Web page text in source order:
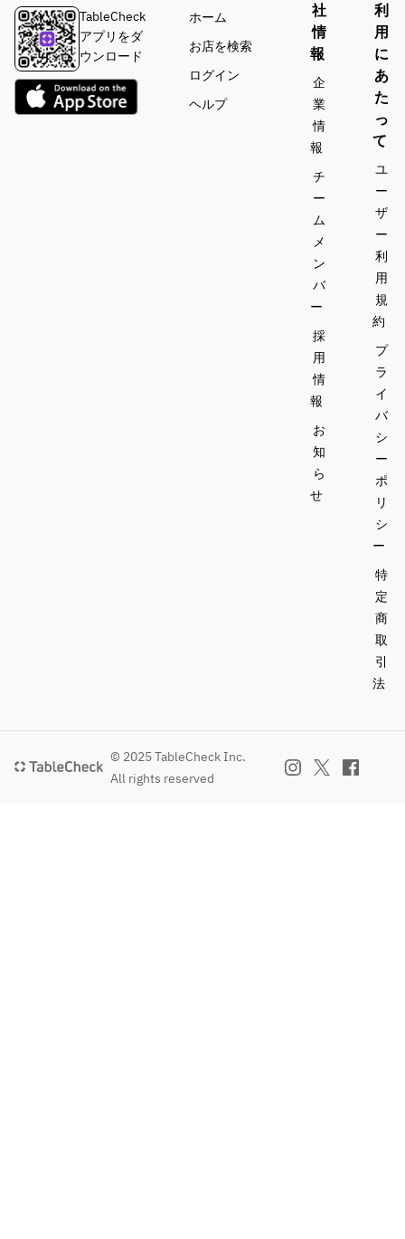
TableCheck
アプリをダ
ウンロード
ホーム
お店を検索
ログイン
ヘルプ
社
情
報
企
業
情
報
チ
ー
ム
メ
ン
バ
ー
採
用
情
報
お
知
ら
せ
利
用
に
あ
た
っ
て
ユ
ー
ザ
ー
利
用
規
約
プ
ラ
イ
バ
シ
ー
ポ
リ
シ
ー
特
定
商
取
引
法
© 2025 TableCheck Inc.
All rights reserved